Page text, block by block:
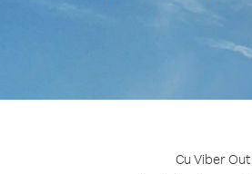
Cu Viber